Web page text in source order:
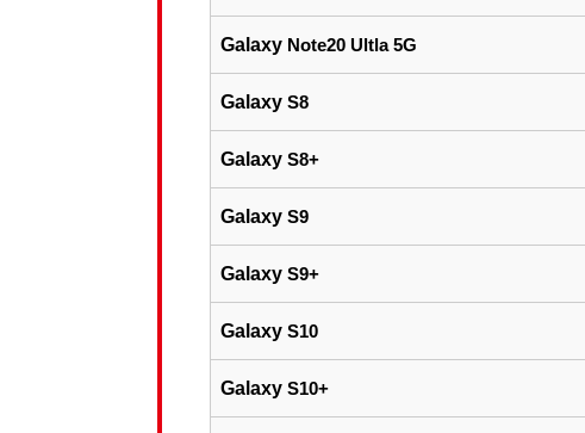
Galaxy Note20 Ultla 5G
Galaxy S8
Galaxy S8+
Galaxy S9
Galaxy S9+
Galaxy S10
Galaxy S10+